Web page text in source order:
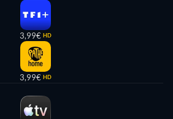
3,99€ HD
3,99€ HD